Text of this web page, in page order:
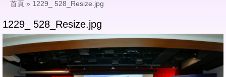
首頁 » 1229_ 528_Resize.jpg
1229_ 528_Resize.jpg